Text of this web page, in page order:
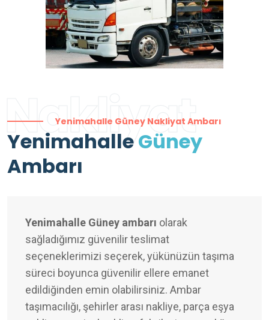
Nakliyat
Yenimahalle Güney Nakliyat Ambarı
YenimahalleGüney
Ambarı
Yenimahalle Güney ambarı olarak
sağladığımız güvenilir teslimat
seçeneklerimizi seçerek, yükünüzün taşıma
süreci boyunca güvenilir ellere emanet
edildiğinden emin olabilirsiniz. Ambar
taşımacılığı, şehirler arası nakliye, parça eşya